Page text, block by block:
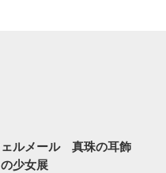
ェルメール 真珠の耳飾
の少女展